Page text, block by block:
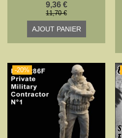
9,36 €
11,70 €
AJOUT PANIER
-20%